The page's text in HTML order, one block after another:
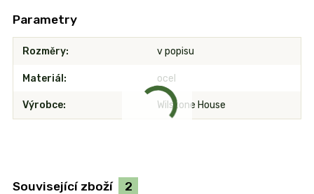
Parametry
Rozměry v popisu
Materiál ocel
Výrobce Wilstone House
Související zboží 2